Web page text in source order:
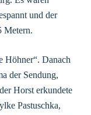
und der
Metern.
Höhner“. Danach
der Sendung,
Horst erkundete
Pastuschka,